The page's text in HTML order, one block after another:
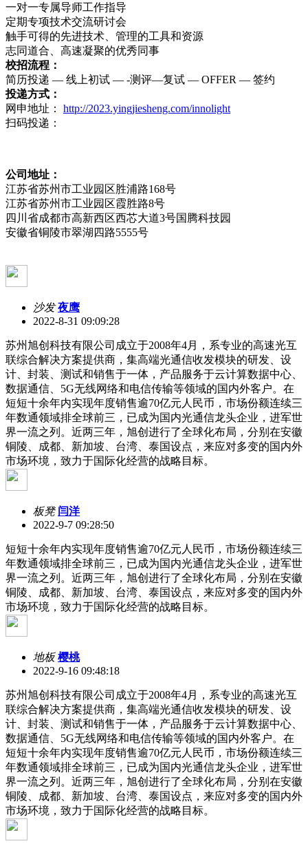
一对一专属导师工作指导
定期专项技术交流研讨会
触手可得的先进技术、管理的工具和资源
志同道合、高速凝聚的优秀同事
校招流程：
简历投递 — 线上初试 — -测评—复试 — OFFER — 签约
投递方式：
网申地址： http://2023.yingjiesheng.com/innolight
扫码投递：
公司地址：
江苏省苏州市工业园区胜浦路168号
江苏省苏州市工业园区霞胜路8号
四川省成都市高新西区西芯大道3号国腾科技园
安徽省铜陵市翠湖四路5555号
沙发 夜鹰
2022-8-31 09:09:28
苏州旭创科技有限公司成立于2008年4月，系专业的高速光互
联综合解决方案提供商，集高端光通信收发模块的研发、设
计、封装、测试和销售于一体，产品服务于云计算数据中心、
数据通信、5G无线网络和电信传输等领域的国内外客户。在
短短十余年内实现年度销售逾70亿元人民币，市场份额连续三
年数通领域排全球前三，已成为国内光通信龙头企业，进军世
界一流之列。近两三年，旭创进行了全球化布局，分别在安徽
铜陵、成都、新加坡、台湾、泰国设点，来应对多变的国内外
市场环境，致力于国际化经营的战略目标。
板凳 闫洋
2022-9-7 09:28:50
短短十余年内实现年度销售逾70亿元人民币，市场份额连续三
年数通领域排全球前三，已成为国内光通信龙头企业，进军世
界一流之列。近两三年，旭创进行了全球化布局，分别在安徽
铜陵、成都、新加坡、台湾、泰国设点，来应对多变的国内外
市场环境，致力于国际化经营的战略目标。
地板 樱桃
2022-9-16 09:48:18
苏州旭创科技有限公司成立于2008年4月，系专业的高速光互
联综合解决方案提供商，集高端光通信收发模块的研发、设
计、封装、测试和销售于一体，产品服务于云计算数据中心、
数据通信、5G无线网络和电信传输等领域的国内外客户。在
短短十余年内实现年度销售逾70亿元人民币，市场份额连续三
年数通领域排全球前三，已成为国内光通信龙头企业，进军世
界一流之列。近两三年，旭创进行了全球化布局，分别在安徽
铜陵、成都、新加坡、台湾、泰国设点，来应对多变的国内外
市场环境，致力于国际化经营的战略目标。